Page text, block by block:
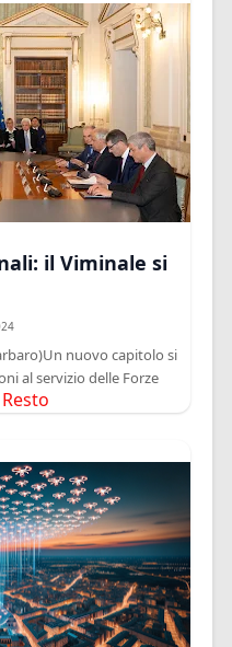
il Viminale si
nuovo capitolo si
al servizio delle Forze